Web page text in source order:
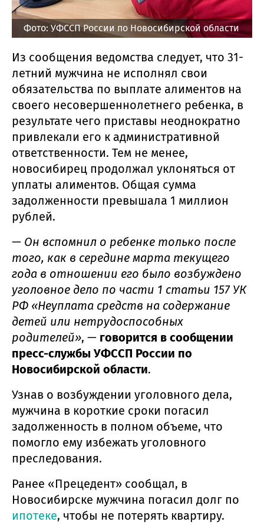
Фото: УФССП России по Новосибирской области
Из сообщения ведомства следует, что 31-
летний мужчина не исполнял свои
обязательства по выплате алиментов на
своего несовершеннолетнего ребенка, в
результате чего приставы неоднократно
привлекали его к административной
ответственности. Тем не менее,
новосибирец продолжал уклоняться от
уплаты алиментов. Общая сумма
задолженности превышала 1 миллион
рублей.
— Он вспомнил о ребенке только после
того, как в середине марта текущего
года в отношении его было возбуждено
уголовное дело по части 1 статьи 157 УК
РФ «Неуплата средств на содержание
детей или нетрудоспособных
родителей», — говорится в сообщении
пресс-службы УФССП России по
Новосибирской области.
Узнав о возбуждении уголовного дела,
мужчина в короткие сроки погасил
задолженность в полном объеме, что
помогло ему избежать уголовного
преследования.
Ранее «Прецедент» сообщал, в
Новосибирске мужчина погасил долг по
ипотеке, чтобы не потерять квартиру.